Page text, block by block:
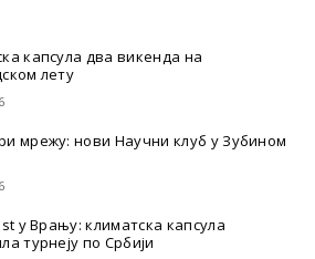
капсула два викенда на
лету
мрежу: нови Научни клуб у Зубином
у Врању: климатска капсула
турнеју по Србији